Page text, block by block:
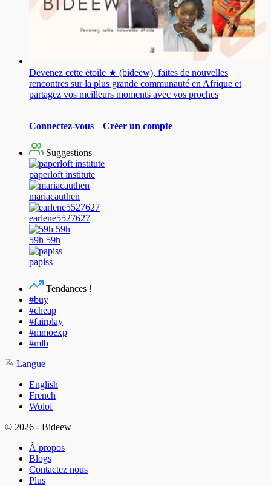
Devenez cette étoile ★ (bideew), faites de nouvelles
rencontres sur la plus grande communauté en Afrique et
partagez vos meilleurs moments avec vos proches
Connectez-vous | Créer un compte
Suggestions
paperloft institute
mariacauthen
earlene5527627
59h 59h
papiss
Tendances !
#buy
#cheap
#fairplay
#mmoexp
#mlb
Langue
English
French
Wolof
© 2026 - Bideew
À propos
Blogs
Contactez nous
Plus